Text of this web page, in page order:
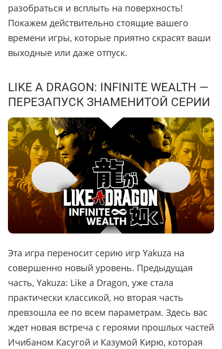
разобраться и всплыть на поверхность!
Покажем действительно стоящие вашего
времени игры, которые приятно скрасят ваши
выходные или даже отпуск.
LIKE A DRAGON: INFINITE WEALTH —
ПЕРЕЗАПУСК ЗНАМЕНИТОЙ СЕРИИ
Эта игра переносит серию игр Yakuza на
совершенно новый уровень. Предыдущая
часть, Yakuza: Like a Dragon, уже стала
практически классикой, но вторая часть
превзошла ее по всем параметрам. Здесь вас
ждет новая встреча с героями прошлых частей
Ичибаном Касугой и Казумой Кирю, которая